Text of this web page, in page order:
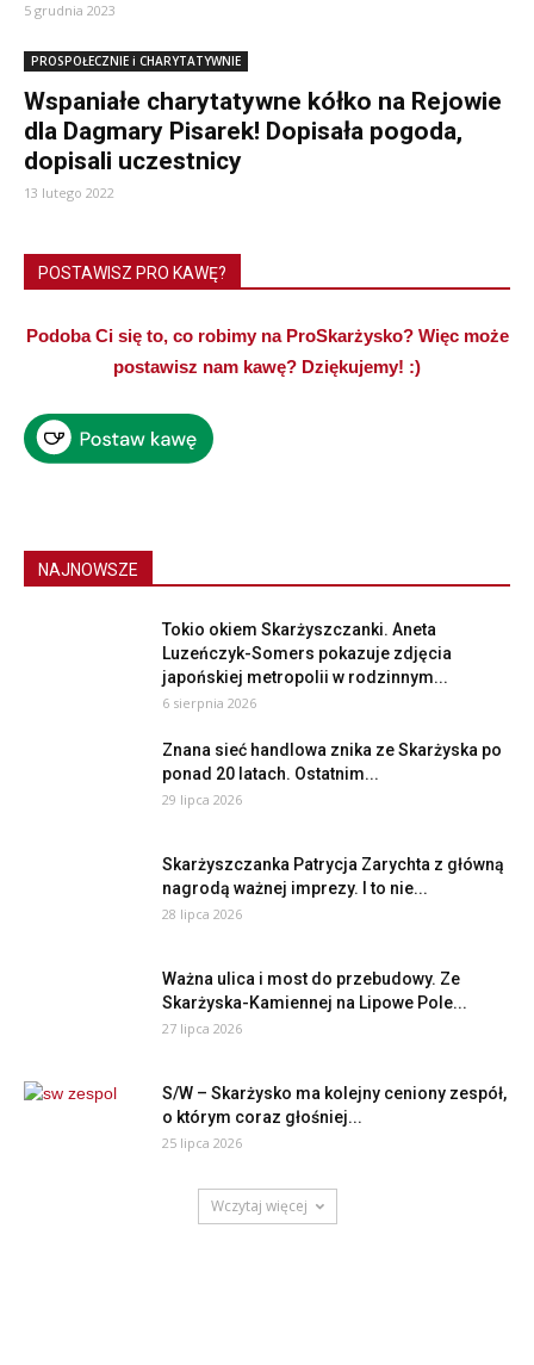
5 grudnia 2023
PROSPOŁECZNIE i CHARYTATYWNIE
Wspaniałe charytatywne kółko na Rejowie
dla Dagmary Pisarek! Dopisała pogoda,
dopisali uczestnicy
13 lutego 2022
POSTAWISZ PRO KAWĘ?
Podoba Ci się to, co robimy na ProSkarżysko? Więc może
postawisz nam kawę? Dziękujemy! :)
NAJNOWSZE
Tokio okiem Skarżyszczanki. Aneta
Luzeńczyk-Somers pokazuje zdjęcia
japońskiej metropolii w rodzinnym...
6 sierpnia 2026
Znana sieć handlowa znika ze Skarżyska po
ponad 20 latach. Ostatnim...
29 lipca 2026
Skarżyszczanka Patrycja Zarychta z główną
nagrodą ważnej imprezy. I to nie...
28 lipca 2026
Ważna ulica i most do przebudowy. Ze
Skarżyska-Kamiennej na Lipowe Pole...
27 lipca 2026
S/W – Skarżysko ma kolejny ceniony zespół,
o którym coraz głośniej...
25 lipca 2026
Wczytaj więcej